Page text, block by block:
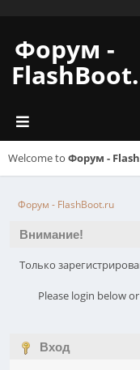
Форум -
Welcome to Форум -
Форум - FlashBoot.ru
Внимание!
Только
Please login below or
Вход